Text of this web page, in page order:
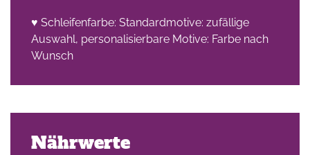
♥ Schleifenfarbe: Standardmotive: zufällige
Auswahl, personalisierbare Motive: Farbe nach
Wunsch
Nährwerte